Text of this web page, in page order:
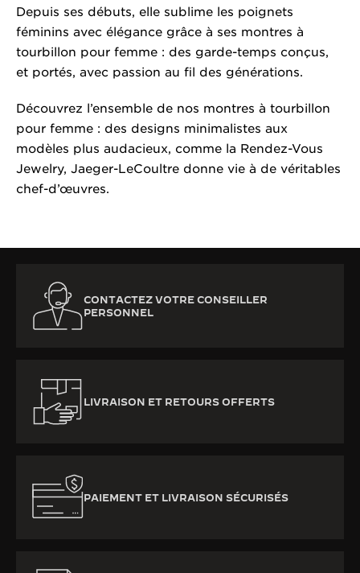
Depuis ses débuts, elle sublime les poignets
féminins avec élégance grâce à ses montres à
tourbillon pour femme : des garde-temps conçus,
et portés, avec passion au fil des générations.
Découvrez l’ensemble de nos montres à tourbillon
pour femme : des designs minimalistes aux
modèles plus audacieux, comme la Rendez-Vous
Jewelry, Jaeger-LeCoultre donne vie à de véritables
chef-d’œuvres.
CONTACTEZ VOTRE CONSEILLER
PERSONNEL
LIVRAISON ET RETOURS OFFERTS
PAIEMENT ET LIVRAISON SÉCURISÉS